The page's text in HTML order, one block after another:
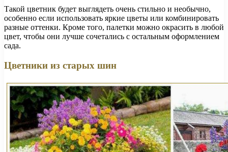
Такой цветник будет выглядеть очень стильно и необычно,
особенно если использовать яркие цветы или комбинировать
разные оттенки. Кроме того, палетки можно окрасить в любой
цвет, чтобы они лучше сочетались с остальным оформлением
сада.
Цветники из старых шин